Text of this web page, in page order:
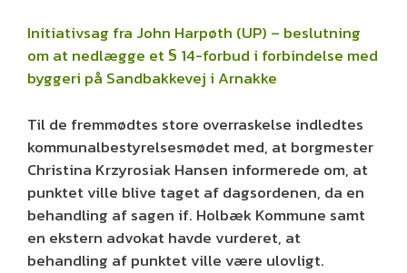
Initiativsag fra John Harpøth (UP) – beslutning
om at nedlægge et § 14-forbud i forbindelse med
byggeri på Sandbakkevej i Arnakke
Til de fremmødtes store overraskelse indledtes
kommunalbestyrelsesmødet med, at borgmester
Christina Krzyrosiak Hansen informerede om, at
punktet ville blive taget af dagsordenen, da en
behandling af sagen if. Holbæk Kommune samt
en ekstern advokat havde vurderet, at
behandling af punktet ville være ulovligt.